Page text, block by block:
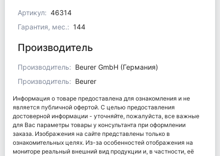
Артикул: 46314
Гарантия, мес.: 144
Производитель
Производитель: Beurer GmbH (Германия)
Производитель: Beurer
Информация о товаре предоставлена для ознакомления и не
является публичной офертой. С целью предоставления
достоверной информации - уточняйте, пожалуйста, все важные
для Вас параметры товары у консультанта при оформлении
заказа. Изображения на сайте представлены только в
ознакомительных целях. Из-за особенностей отображения на
мониторе реальный внешний вид продукции и, в частности, её